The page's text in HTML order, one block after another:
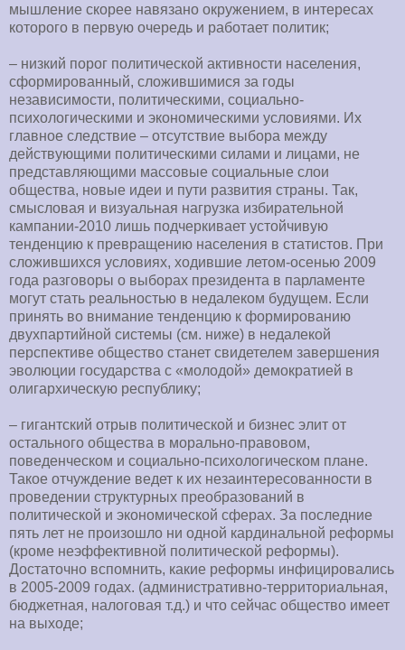
мышление скорее навязано окружением, в интересах
которого в первую очередь и работает политик;
– низкий порог политической активности населения,
сформированный, сложившимися за годы
независимости, политическими, социально-
психологическими и экономическими условиями. Их
главное следствие – отсутствие выбора между
действующими политическими силами и лицами, не
представляющими массовые социальные слои
общества, новые идеи и пути развития страны. Так,
смысловая и визуальная нагрузка избирательной
кампании-2010 лишь подчеркивает устойчивую
тенденцию к превращению населения в статистов. При
сложившихся условиях, ходившие летом-осенью 2009
года разговоры о выборах президента в парламенте
могут стать реальностью в недалеком будущем. Если
принять во внимание тенденцию к формированию
двухпартийной системы (см. ниже) в недалекой
перспективе общество станет свидетелем завершения
эволюции государства с «молодой» демократией в
олигархическую республику;
– гигантский отрыв политической и бизнес элит от
остального общества в морально-правовом,
поведенческом и социально-психологическом плане.
Такое отчуждение ведет к их незаинтересованности в
проведении структурных преобразований в
политической и экономической сферах. За последние
пять лет не произошло ни одной кардинальной реформы
(кроме неэффективной политической реформы).
Достаточно вспомнить, какие реформы инфицировались
в 2005-2009 годах. (административно-территориальная,
бюджетная, налоговая т.д.) и что сейчас общество имеет
на выходе;